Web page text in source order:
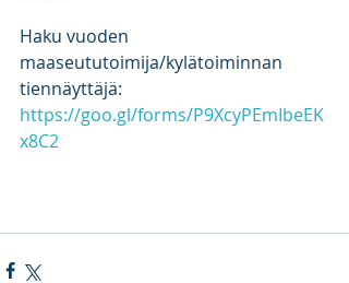
Haku vuoden
maaseututoimija/kylätoiminnan
tiennäyttäjä:
https://goo.gl/forms/P9XcyPEmIbeEK
x8C2